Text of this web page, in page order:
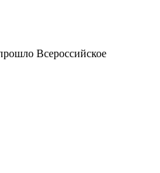
Всероссийское